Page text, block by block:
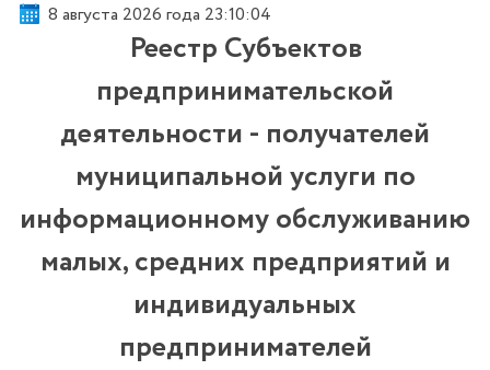
8 августа 2026 года 23:10:04
Реестр Субъектов
предпринимательской
деятельности - получателей
муниципальной услуги по
информационному обслуживанию
малых, средних предприятий и
индивидуальных
предпринимателей